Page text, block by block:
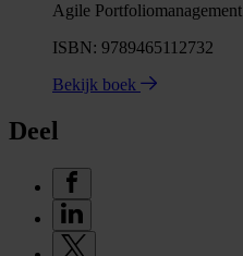
Agile Portfoliomanagement
ISBN: 9789465112732
Bekijk boek
Deel